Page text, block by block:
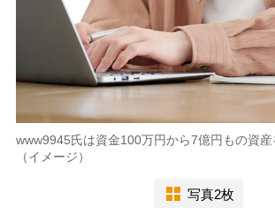
www9945氏は資金100万円から7億円もの資
（イメージ）
写真2枚